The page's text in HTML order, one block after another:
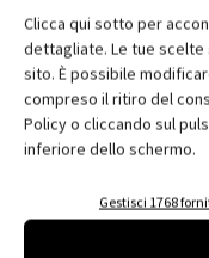
Clicca qui sotto per
dettagliate. Le tue scelte
sito. È possibile
compreso il ritiro del
Policy o cliccando sul
inferiore dello schermo.
Gestisci 1768
RELATED ARTICLES